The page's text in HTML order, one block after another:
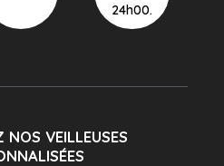
24h00.
NOS VEILLEUSES